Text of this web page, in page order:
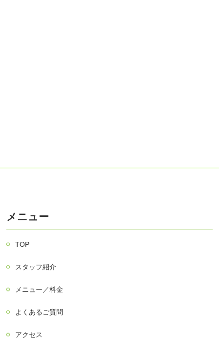
メニュー
TOP
スタッフ紹介
メニュー／料金
よくあるご質問
アクセス